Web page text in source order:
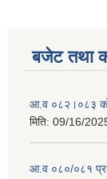
बजेट तथा
आ.व ०८२।०८३ को
मिति: 09/16/
आ.व ०८०/०८१